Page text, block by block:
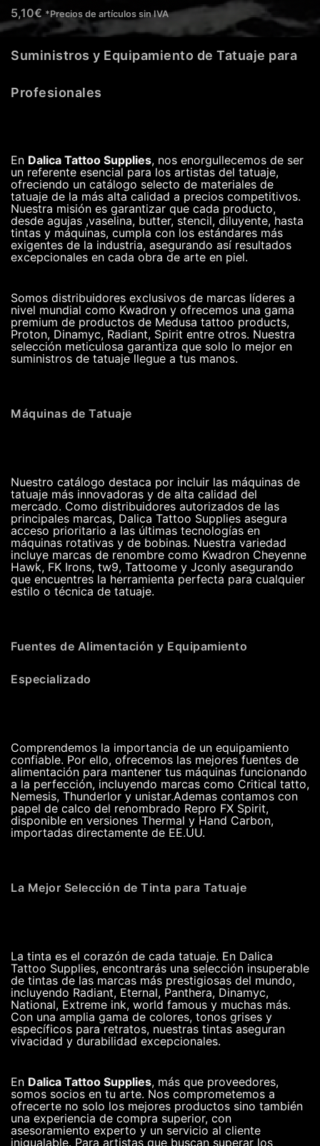
5,10€ *Precios de artículos sin IVA
Suministros y Equipamiento de Tatuaje para
Profesionales
En Dalica Tattoo Supplies, nos enorgullecemos de ser
un referente esencial para los artistas del tatuaje,
ofreciendo un catálogo selecto de materiales de
tatuaje de la más alta calidad a precios competitivos.
Nuestra misión es garantizar que cada producto,
desde agujas ,vaselina, butter, stencil, diluyente, hasta
tintas y máquinas, cumpla con los estándares más
exigentes de la industria, asegurando así resultados
excepcionales en cada obra de arte en piel.
Somos distribuidores exclusivos de marcas líderes a
nivel mundial como Kwadron y ofrecemos una gama
premium de productos de Medusa tattoo products,
Proton, Dinamyc, Radiant, Spirit entre otros. Nuestra
selección meticulosa garantiza que solo lo mejor en
suministros de tatuaje llegue a tus manos.
Máquinas de Tatuaje
Nuestro catálogo destaca por incluir las máquinas de
tatuaje más innovadoras y de alta calidad del
mercado. Como distribuidores autorizados de las
principales marcas, Dalica Tattoo Supplies asegura
acceso prioritario a las últimas tecnologías en
máquinas rotativas y de bobinas. Nuestra variedad
incluye marcas de renombre como Kwadron Cheyenne
Hawk, FK Irons, tw9, Tattoome y Jconly asegurando
que encuentres la herramienta perfecta para cualquier
estilo o técnica de tatuaje.
Fuentes de Alimentación y Equipamiento
Especializado
Comprendemos la importancia de un equipamiento
confiable. Por ello, ofrecemos las mejores fuentes de
alimentación para mantener tus máquinas funcionando
a la perfección, incluyendo marcas como Critical tatto,
Nemesis, Thunderlor y unistar.Ademas contamos con
papel de calco del renombrado Repro FX Spirit,
disponible en versiones Thermal y Hand Carbon,
importadas directamente de EE.UU.
La Mejor Selección de Tinta para Tatuaje
La tinta es el corazón de cada tatuaje. En Dalica
Tattoo Supplies, encontrarás una selección insuperable
de tintas de las marcas más prestigiosas del mundo,
incluyendo Radiant, Eternal, Panthera, Dinamyc,
National, Extreme ink, world famous y muchas más.
Con una amplia gama de colores, tonos grises y
específicos para retratos, nuestras tintas aseguran
vivacidad y durabilidad excepcionales.
En Dalica Tattoo Supplies, más que proveedores,
somos socios en tu arte. Nos comprometemos a
ofrecerte no solo los mejores productos sino también
una experiencia de compra superior, con
asesoramiento experto y un servicio al cliente
inigualable. Para artistas que buscan superar los